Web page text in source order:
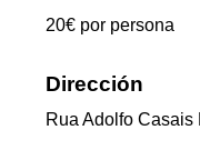
20€ por persona
Dirección
Rua Adolfo Casais